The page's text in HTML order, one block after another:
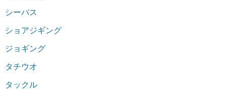
シーバス
ショアジギング
ジョギング
タチウオ
タックル